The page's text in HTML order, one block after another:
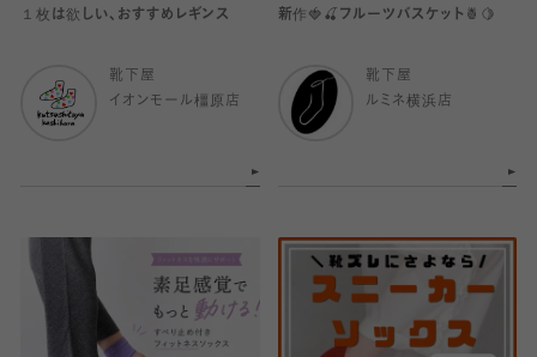
１枚は欲しい、おすすめレギンス
靴下屋
イオンモール橿原店
新作🍓🍒フルーツバスケット🍍🍋
靴下屋
ルミネ横浜店